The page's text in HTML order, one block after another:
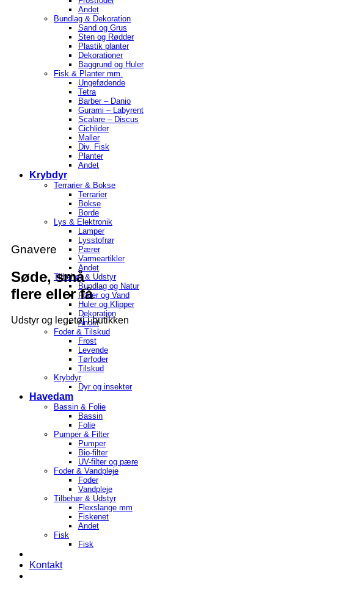
Andet
Bundlag & Dekoration
Sand og Grus
Sten og Rødder
Plastik planter
Dekorationer
Baggrund og Huler
Fisk & Planter mm.
Ungefødende
Tetra
Barber – Danio
Gurami – Labyrent
Scalare – Discus
Cichlider
Maller
Div. Fisk
Planter
Andet
Krybdyr
Terrarier & Bokse
Terrarier
Bokse
Borde
Lys & Elektronik
Lamper
Lysstofrør
Pærer
Varmeartikler
Andet
Tilbehør & Udstyr
Bundlag og Natur
Foder og Vand
Huler og Klipper
Dekoration
Andet
Foder & Tilskud
Frost
Levende
Tørfoder
Tilskud
Krybdyr
Dyr og insekter
Havedam
Bassin & Folie
Bassin
Folie
Pumper & Filter
Pumper
Bio-filter
UV-filter og pære
Foder & Vandpleje
Foder
Vandpleje
Tilbehør & Udstyr
Flexslange mm
Fiskenet
Andet
Fisk
Fisk
Kontakt
Gnavere
Søde, små
flere eller få
Udstyr og legetøj i butikken